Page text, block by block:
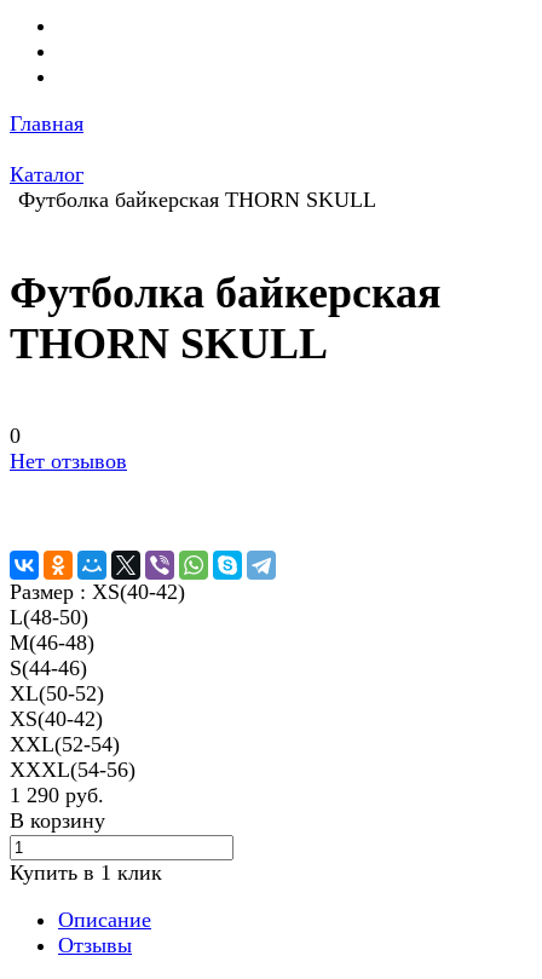
Главная
Каталог
Футболка байкерская THORN SKULL
Футболка байкерская
THORN SKULL
0
Нет отзывов
Размер : XS(40-42)
L(48-50)
M(46-48)
S(44-46)
XL(50-52)
XS(40-42)
XXL(52-54)
XXXL(54-56)
1 290 руб.
В корзину
Купить в 1 клик
Описание
Отзывы